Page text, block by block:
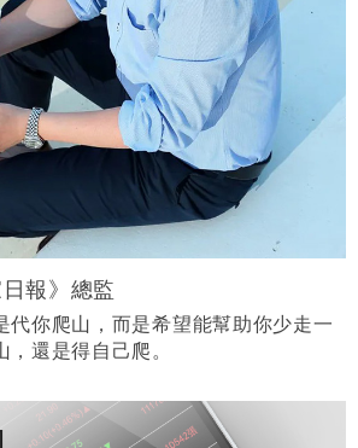
日報》總監
代你爬山，而是希望能幫助你少走一
還是得自己爬。